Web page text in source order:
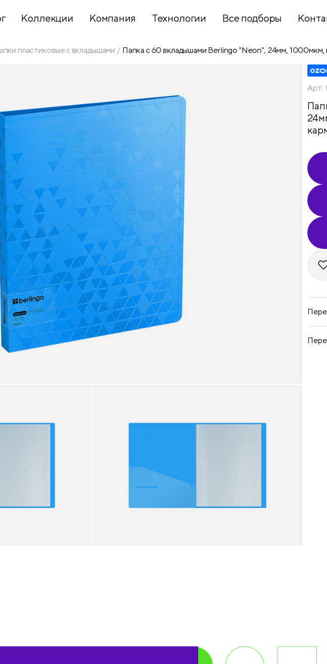
Презентационное
оборудование
Школьный
текстиль
Бумажная
продукция
Коллекции Компания Технологии Все подборы
пластиковые с вкладышами Папка с 60 вкладышами Berlingo "Neon", 24мм, 1000мкм,
Арт.